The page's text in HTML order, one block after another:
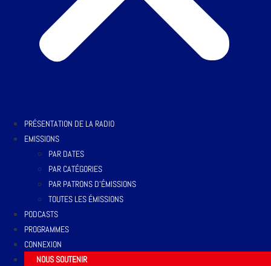
PRÉSENTATION DE LA RADIO
EMISSIONS
PAR DATES
PAR CATÉGORIES
PAR PATRONS D’ÉMISSIONS
TOUTES LES ÉMISSIONS
PODCASTS
PROGRAMMES
CONNEXION
NOUS SOUTENIR